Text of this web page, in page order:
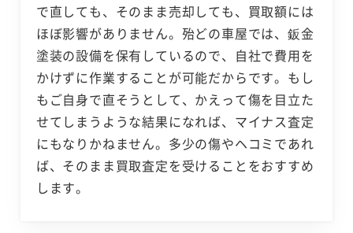
で直しても、そのまま売却しても、買取額には
ほぼ影響がありません。殆どの車屋では、鈑金
塗装の設備を保有しているので、自社で費用を
かけずに作業することが可能だからです。もし
もご自身で直そうとして、かえって傷を目立た
せてしまうような結果になれば、マイナス査定
にもなりかねません。多少の傷やヘコミであれ
ば、そのまま買取査定を受けることをおすすめ
します。